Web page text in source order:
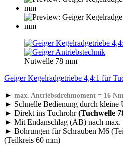
Nutwelle 78 mm
Geiger Kegelradgetriebe 4,4:1 für
► max. Antriebsdrehmoment = 16 Nm
► Schnelle Bedienung durch kleine
► Direkt ins Tuchrohr(Tuchwelle
► Mit Endanschlag (AB) nach max.
► Bohrungen für Schrauben M6
(Teilkreis 60 mm)